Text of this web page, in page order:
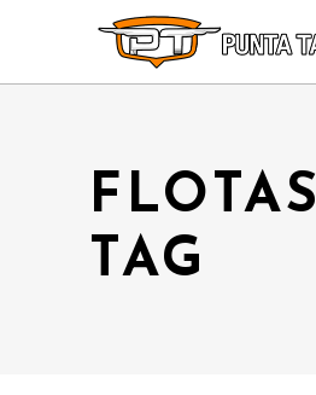
FLOTAS
TAG